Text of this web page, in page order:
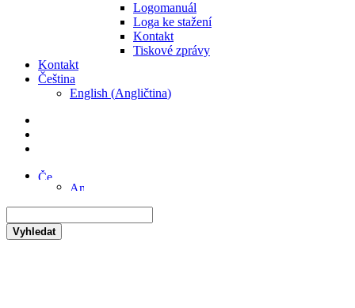
Logomanuál
Loga ke stažení
Kontakt
Tiskové zprávy
Kontakt
Čeština
English (Angličtina)
Vyhledat